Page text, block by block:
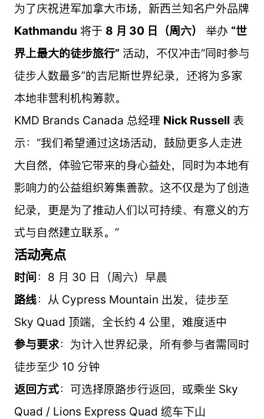
为了庆祝进军加拿大市场，新西兰知名户外品牌
Kathmandu 将于 8 月 30 日（周六） 举办 “世
界上最大的徒步旅行” 活动，不仅冲击“同时参与
徒步人数最多”的吉尼斯世界纪录，还将为多家
本地非营利机构筹款。
KMD Brands Canada 总经理 Nick Russell 表
示：“我们希望通过这场活动，鼓励更多人走进
大自然，体验它带来的身心益处，同时为本地有
影响力的公益组织筹集善款。这不仅是为了创造
纪录，更是为了推动人们以可持续、有意义的方
式与自然建立联系。”
活动亮点
时间 ：8 月 30 日（周六）早晨
路线：从 Cypress Mountain 出发，徒步至
Sky Quad 顶端，全长约 4 公里，难度适中
参与要求：为计入世界纪录，所有参与者需同时
徒步至少 10 分钟
返回方式：可选择原路步行返回，或乘坐 Sky
Quad / Lions Express Quad 缆车下山